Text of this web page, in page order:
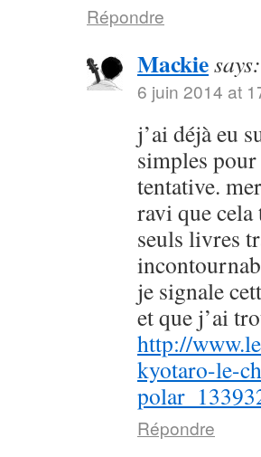
Répondre
Mackiesays:
6 juin 2014 at
j’ai déjà eu
simples
tentative.
ravi que cela
seuls livres
je signale
et que j’ai
http://
kyotaro-le-
Répondre